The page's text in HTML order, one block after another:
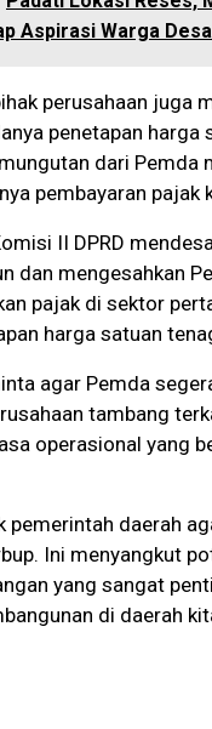
Aspirasi Warga
perusahaan juga
penetapan harga
dari Pemda
pembayaran pajak
II DPRD
dan mengesahkan
pajak di sektor
harga satuan
agar Pemda
tambang
operasional yang
pemerintah daerah
Ini menyangkut
yang sangat
di daerah